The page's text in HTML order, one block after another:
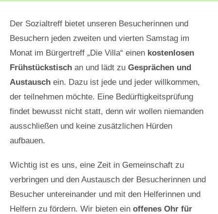
Der Sozialtreff bietet unseren Besucherinnen und
Besuchern jeden zweiten und vierten Samstag im
Monat im Bürgertreff „Die Villa“ einen kostenlosen
Frühstückstisch an und lädt zu Gesprächen und
Austausch ein. Dazu ist jede und jeder willkommen,
der teilnehmen möchte. Eine Bedürftigkeitsprüfung
findet bewusst nicht statt, denn wir wollen niemanden
ausschließen und keine zusätzlichen Hürden
aufbauen.
Wichtig ist es uns, eine Zeit in Gemeinschaft zu
verbringen und den Austausch der Besucherinnen und
Besucher untereinander und mit den Helferinnen und
Helfern zu fördern. Wir bieten ein offenes Ohr für